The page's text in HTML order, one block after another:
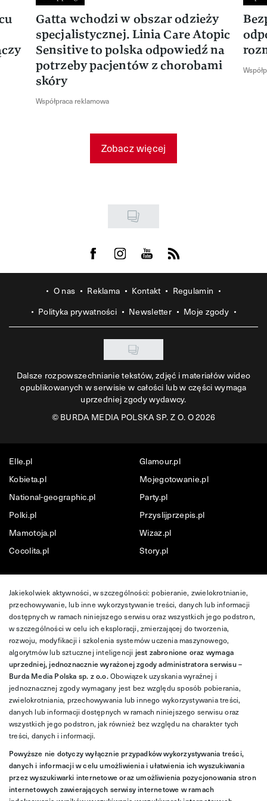
Gatta wchodzi w obszar odzieży
specjalistycznej. Linia Care Atopic
Sensitive to polska odpowiedź na
potrzeby pacjentów z chorobami
skóry
Współpraca reklamowa
Zobacz więcej
Visit us on Facebook
Visit us on Instagram
Visit us on Youtube
Visit us on Rss
O nas Reklama Kontakt
Regulamin
Polityka prywatności
Newsletter Moje zgody
Dalsze rozpowszechnianie tekstów, zdjęć i materiałów wideo
opublikowanych w serwisie w całości lub w części wymaga
uprzedniej zgody wydawcy.
©BURDA MEDIA POLSKA SP. Z O. O 2026
Elle.pl
Glamour.pl
Kobieta.pl
Mojegotowanie.pl
National-geographic.pl
Party.pl
Polki.pl
Przyslijprzepis.pl
Mamotoja.pl
Wizaz.pl
Cocolita.pl
Story.pl
Jakiekolwiek aktywności, w szczególności: pobieranie, zwielokrotnianie,
przechowywanie, lub inne wykorzystywanie treści, danych lub informacji
dostępnych w ramach niniejszego serwisu oraz wszystkich jego podstron,
w szczególności w celu ich eksploracji, zmierzającej do tworzenia,
rozwoju, modyfikacji i szkolenia systemów uczenia maszynowego,
algorytmów lub sztucznej inteligencji jest zabronione oraz wymaga
uprzedniej, jednoznacznie wyrażonej zgody administratora serwisu –
Burda Media Polska sp. z o.o.Obowiązek uzyskania wyraźnej i
jednoznacznej zgody wymagany jest bez względu sposób pobierania,
zwielokrotniania, przechowywania lub innego wykorzystywania treści,
danych lub informacji dostępnych w ramach niniejszego serwisu oraz
wszystkich jego podstron, jak również bez względu na charakter tych
treści, danych i informacji.
Powyższe nie dotyczy wyłącznie przypadków wykorzystywania treści,
danych i informacji w celu umożliwienia i ułatwienia ich wyszukiwania
przez wyszukiwarki internetowe oraz umożliwienia pozycjonowania stron
internetowych zawierających serwisy internetowe w ramach